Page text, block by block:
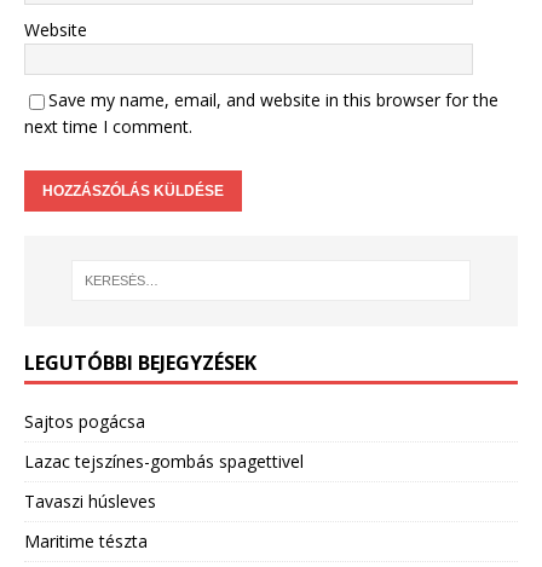
Website
Save my name, email, and website in this browser for the
next time I comment.
LEGUTÓBBI BEJEGYZÉSEK
Sajtos pogácsa
Lazac tejszínes-gombás spagettivel
Tavaszi húsleves
Maritime tészta